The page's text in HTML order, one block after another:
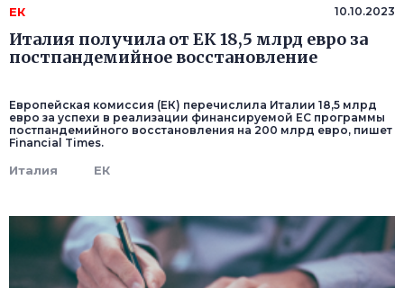
ЕК 10.10.2023
Италия получила от ЕК 18,5 млрд евро за
постпандемийное восстановление
Европейская комиссия (ЕК) перечислила Италии 18,5 млрд
евро за успехи в реализации финансируемой ЕС программы
постпандемийного восстановления на 200 млрд евро, пишет
Financial Times.
Италия ЕК